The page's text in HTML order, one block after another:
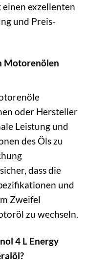
exzellenten
und Preis-
Motorenölen
oder Hersteller
Leistung und
des Öls zu
dass die
und
Zweifel
zu wechseln.
4 L Energy